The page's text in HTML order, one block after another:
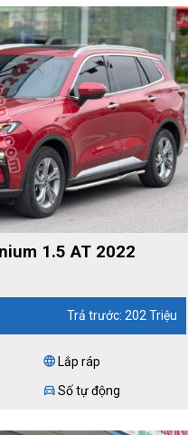
1.5 AT 2022
Trả trước: 202 Triệu
language Lắp ráp
directions_car Số tự động